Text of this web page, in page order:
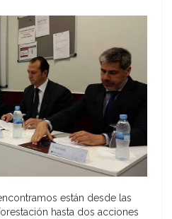
están desde las
hasta dos acciones